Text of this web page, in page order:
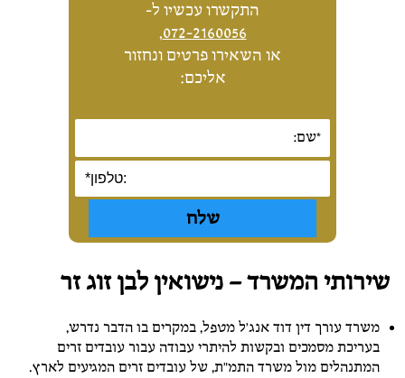
התקשרו עכשיו ל-
072-2160056
,
או השאירו פרטים ונחזור
אליכם:
שירותי המשרד – נישואין לבן זוג זר
משרד עורך דין דוד אנג'ל מטפל, במקרים בו הדבר נדרש,
בעריכת מסמכים ובקשות להיתרי עבודה עבור עובדים זרים
המתנהלים מול משרד התמ"ת, של עובדים זרים המגיעים לארץ.